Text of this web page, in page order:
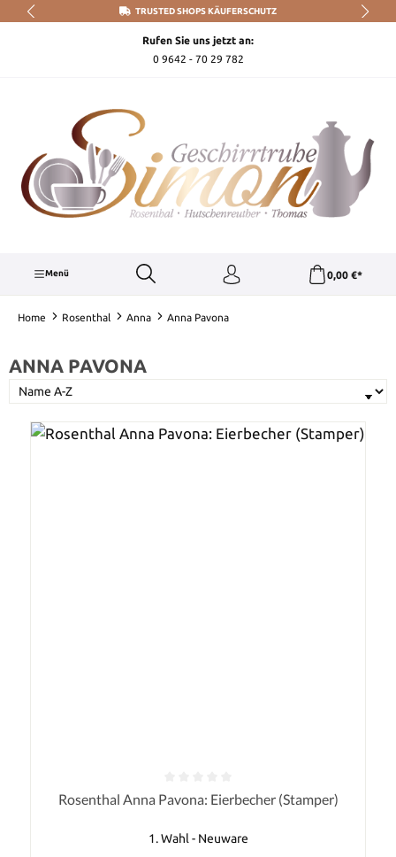
Zum Hauptinhalt springenTRUSTED SHOPS KÄUFERSCHUTZ
Rufen Sie uns jetzt an:
0 9642 - 70 29 782
Menü 0,00 €*
Home Rosenthal Anna Anna Pavona
ANNA PAVONA
Durchschnittliche Bewertung von 0 von 5 Sternen
Rosenthal Anna Pavona: Eierbecher (Stamper)
1. Wahl - Neuware